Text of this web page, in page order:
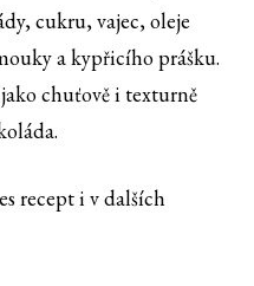
cukru, vajec, oleje
a kypřicího prášku.
chuťově i texturně
recept i v dalších